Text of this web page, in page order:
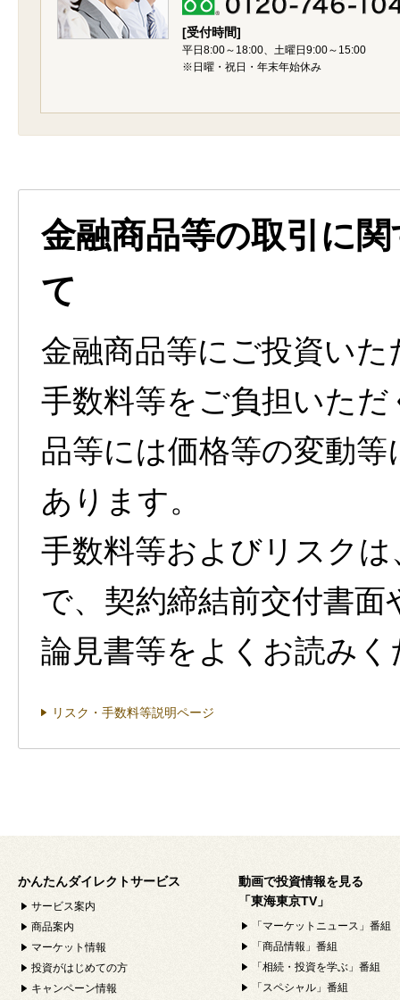
[受付時間]
平日8:00～18:00、土曜日9:00～15:00
※日曜・祝日・年末年始休み
金融商品等の取引に
て
金融商品等にご投資い
手数料等をご負担いた
品等には価格等の変動
あります。
手数料等およびリスク
で、契約締結前交付書
論見書等をよくお読みく
リスク・手数料等説明ページ
かんたんダイレクトサービス
サービス案内
商品案内
マーケット情報
投資がはじめての方
キャンペーン情報
動画で投資情報を見る
「東海東京TV」
「マーケットニュース」番組
「商品情報」番組
「相続・投資を学ぶ」番組
「スペシャル」番組